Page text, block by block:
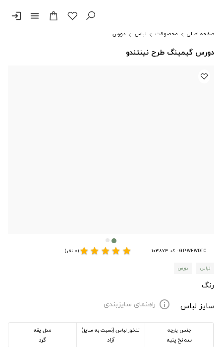
menu
login
صفحه اصلی محصولات لباس دورس
دورس گیمینگ طرح نینتندو
GP-WFWDTC - کد 103873 star
star
star
star
star(0 نظر)
لباس دورس
رنگ
سایز لباس
info راهنمای سایزبندی
جنس پارچه
سه نخ پنبه
تنخور لباس (نسبت به سایز)
آزاد
مدل یقه
گرد